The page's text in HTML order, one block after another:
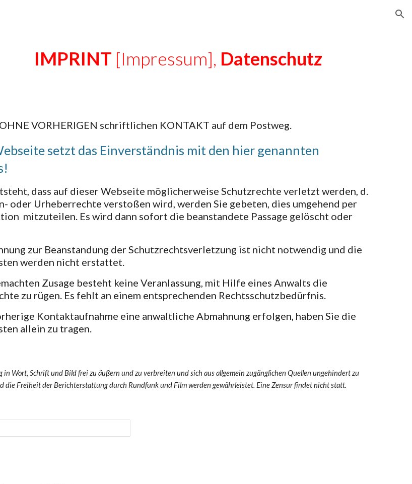
IMPRINT [Impressum], Datenschutz
VORHERIGEN schriftlichen KONTAKT auf dem Postweg.
setzt das Einverständnis mit den hier genannten
dass auf dieser Webseite möglicherweise Schutzrechte verletzt werden, d.
oder Urheberrechte verstoßen wird, werden Sie gebeten, dies umgehend per
mitzuteilen. Es wird dann sofort die beanstandete Passage gelöscht oder
zur Beanstandung der Schutzrechtsverletzung ist nicht notwendig und die
werden nicht erstattet.
Zusage besteht keine Veranlassung, mit Hilfe eines Anwalts die
zu rügen. Es fehlt an einem entsprechenden Rechtsschutzbedürfnis.
Kontaktaufnahme eine anwaltliche Abmahnung erfolgen, haben Sie die
allein zu tragen.
in Wort, Schrift und Bild frei zu äußern und zu verbreiten und sich aus allgemein zugänglichen Quellen ungehindert zu
die Freiheit der Berichterstattung durch Rundfunk und Film werden gewährleistet. Eine Zensur findet nicht statt.